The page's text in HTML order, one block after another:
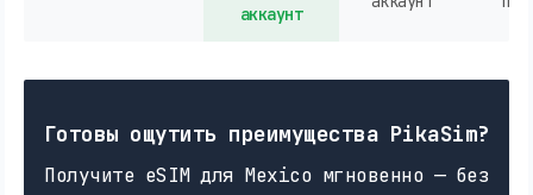
аккаунт
Готовы ощутить преимущества PikaSim?
Получите eSIM для Mexico мгновенно — без